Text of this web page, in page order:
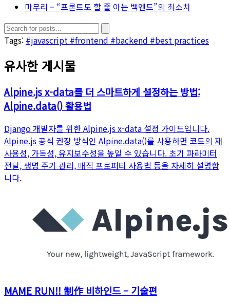
마무리 – “프론트도 할 줄 아는 백엔드”의 최소치
Tags: #javascript #frontend #backend #best practices
유사한 게시물
Alpine.js x-data를 더 스마트하게 설정하는 방법:
Alpine.data() 활용법
Django 개발자를 위한 Alpine.js x-data 설정 가이드입니다.
Alpine.js 공식 권장 방식인 Alpine.data()를 사용하면 코드의 재
사용성, 가독성, 유지보수성을 높일 수 있습니다. 초기 파라미터
전달, 생명 주기 관리, 매직 프로퍼티 사용법 등을 자세히 설명합
니다.
MAME RUN!! 制作 비하인드 – 기술편